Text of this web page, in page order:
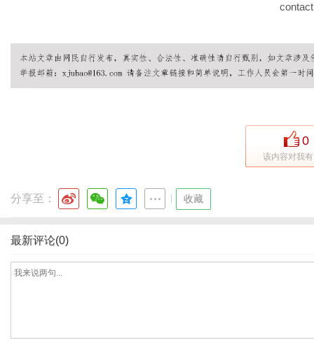
contact
0
该内容对我
分享至： 收藏
最新评论(0)